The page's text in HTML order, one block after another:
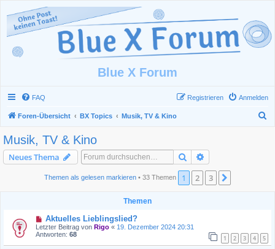
Blue X Forum
FAQ Anmelden
Registrieren
Foren-Übersicht BX Topics Musik, TV & Kino
Musik, TV & Kino
Neues Thema Suche
Themen als gelesen markieren • 33 Themen 1 2 3
Themen
Aktuelles Lieblingslied?
Letzter Beitrag von Rigo « 19. Dezember 2024 20:31
Antworten: 68 1 2 3 4 5